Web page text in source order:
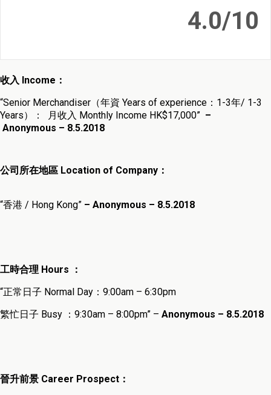
4.0/10
收入 Income ：
“Senior Merchandiser（年資 Years of experience：1-3年/ 1-3
Years） ： 月收入 Monthly Income HK$17,000” –
Anonymous – 8.5.2018
公司所在地區 Location of Company：
“香港 / Hong Kong” – Anonymous – 8.5.2018
工時合理 Hours ：
“正常日子 Normal Day：9:00am – 6:30pm
繁忙日子 Busy ：9:30am – 8:00pm” – Anonymous – 8.5.2018
晉升前景 Career Prospect ：